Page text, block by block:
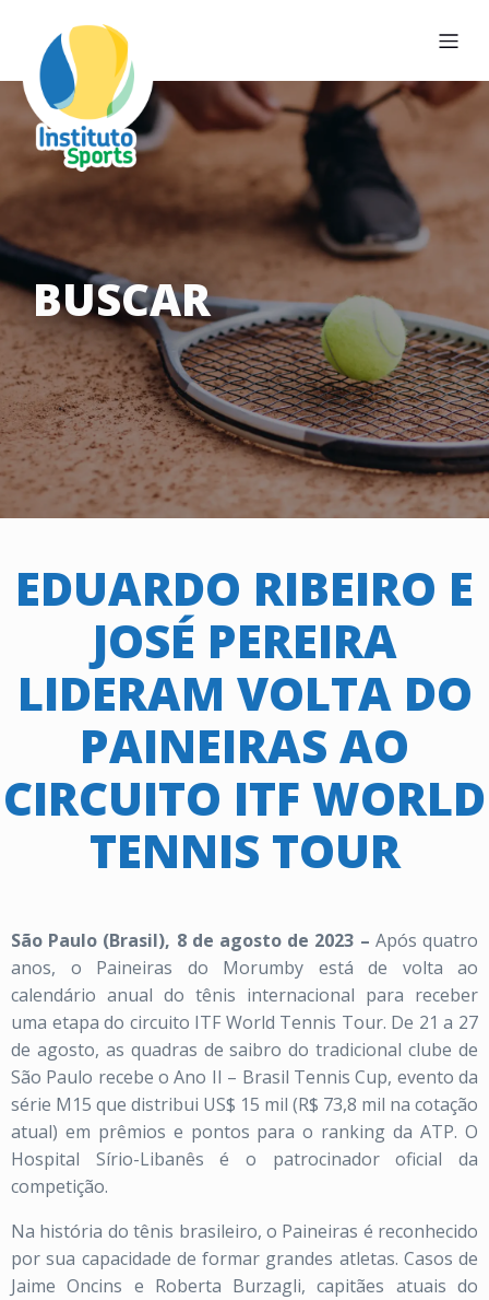
BUSCAR
EDUARDO RIBEIRO E
JOSÉ PEREIRA
LIDERAM VOLTA DO
PAINEIRAS AO
CIRCUITO ITF WORLD
TENNIS TOUR
São Paulo (Brasil), 8 de agosto de 2023 – Após quatro
anos, o Paineiras do Morumby está de volta ao
calendário anual do tênis internacional para receber
uma etapa do circuito ITF World Tennis Tour. De 21 a 27
de agosto, as quadras de saibro do tradicional clube de
São Paulo recebe o Ano II – Brasil Tennis Cup, evento da
série M15 que distribui US$ 15 mil (R$ 73,8 mil na cotação
atual) em prêmios e pontos para o ranking da ATP. O
Hospital Sírio-Libanês é o patrocinador oficial da
competição.
Na história do tênis brasileiro, o Paineiras é reconhecido
por sua capacidade de formar grandes atletas. Casos de
Jaime Oncins e Roberta Burzagli, capitães atuais do